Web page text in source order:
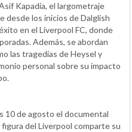
Kapadia, el largometraje
desde los inicios de Dalglish
en el Liverpool FC, donde
Además, se abordan
las tragedias de Heysel y
personal sobre su impacto
10 de agosto el documental
figura del Liverpool comparte su